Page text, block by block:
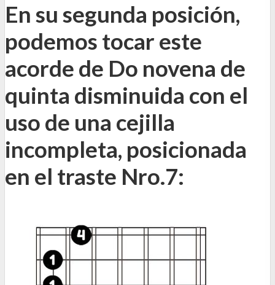
En su segunda posición,
podemos tocar este
acorde de Do novena de
quinta disminuida con el
uso de una cejilla
incompleta, posicionada
en el traste Nro.7: